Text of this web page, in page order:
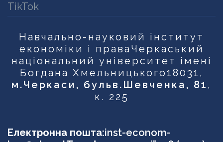
TikTok
Навчально-науковий інститут
економіки і права Черкаський
національний університет імені
Богдана Хмельницького18031,
м.Черкаси, бульв.Шевченка, 81 ,
к. 225
Електронна пошта:inst-econom-